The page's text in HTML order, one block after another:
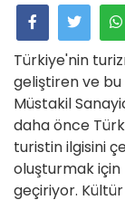
Türkiye'nin
geliştiren ve
Müstakil
daha önce
turistin ilgisini
oluşturmak için
geçiriyor. Kültür